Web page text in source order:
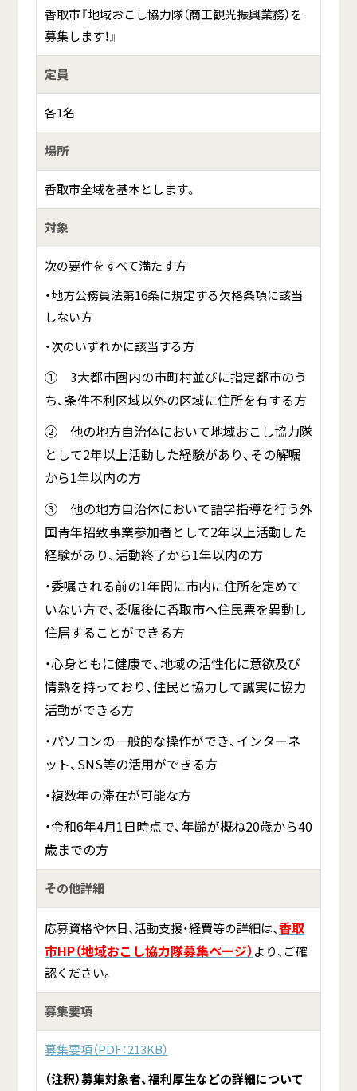
香取市『地域おこし協力隊（商工観光振興業務）を
募集します！』
定員
各1名
場所
香取市全域を基本とします。
対象
次の要件をすべて満たす方
・地方公務員法第16条に規定する欠格条項に該当
しない方
・次のいずれかに該当する方
① 3大都市圏内の市町村並びに指定都市のう
ち、条件不利区域以外の区域に住所を有する方
② 他の地方自治体において地域おこし協力隊
として2年以上活動した経験があり、その解嘱
から1年以内の方
③ 他の地方自治体において語学指導を行う外
国青年招致事業参加者として2年以上活動した
経験があり、活動終了から1年以内の方
・委嘱される前の1年間に市内に住所を定めて
いない方で、委嘱後に香取市へ住民票を異動し
住居することができる方
・心身ともに健康で、地域の活性化に意欲及び
情熱を持っており、住民と協力して誠実に協力
活動ができる方
・パソコンの一般的な操作ができ、インターネ
ット、SNS等の活用ができる方
・複数年の滞在が可能な方
・令和6年4月1日時点で、年齢が概ね20歳から40
歳までの方
その他詳細
応募資格や休日、活動支援・経費等の詳細は、香取
市HP（地域おこし協力隊募集ページ）より、ご確
認ください。
募集要項
募集要項（PDF：213KB）
（注釈）募集対象者、福利厚生などの詳細について